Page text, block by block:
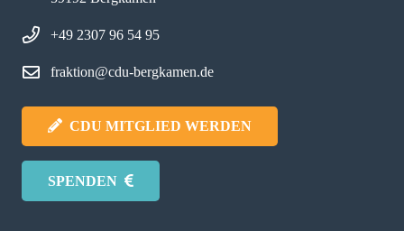
+49 2307 96 54 95
fraktion@cdu-bergkamen.de
CDU MITGLIED WERDEN
SPENDEN